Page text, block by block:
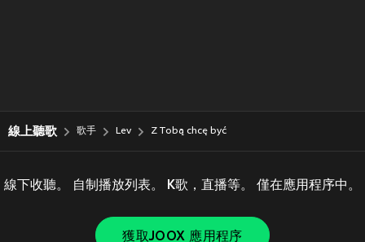
線上聽歌 歌手 Lev Z Tobą chcę być
線下收聽。 自制播放列表。 K歌，直播等。 僅在應用程序中。
獲取JOOX 應用程序